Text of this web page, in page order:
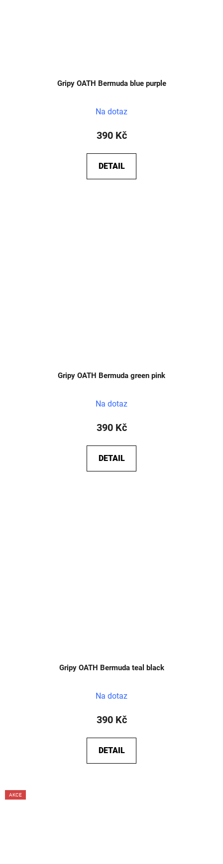
Gripy OATH Bermuda blue purple
Na dotaz
390 Kč
DETAIL
Gripy OATH Bermuda green pink
Na dotaz
390 Kč
DETAIL
Gripy OATH Bermuda teal black
Na dotaz
390 Kč
DETAIL
AKCE